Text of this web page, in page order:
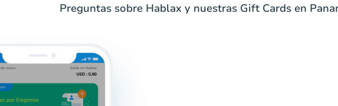
Preguntas sobre Hablax y nuestras Gift Cards en